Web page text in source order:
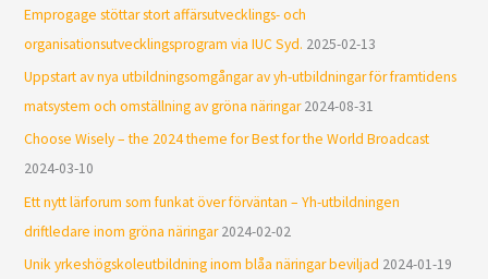
Emprogage stöttar stort affärsutvecklings- och
organisationsutvecklingsprogram via IUC Syd. 2025-02-13
Uppstart av nya utbildningsomgångar av yh-utbildningar för framtidens
matsystem och omställning av gröna näringar 2024-08-31
Choose Wisely – the 2024 theme for Best for the World Broadcast
2024-03-10
Ett nytt lärforum som funkat över förväntan – Yh-utbildningen
driftledare inom gröna näringar 2024-02-02
Unik yrkeshögskoleutbildning inom blåa näringar beviljad 2024-01-19